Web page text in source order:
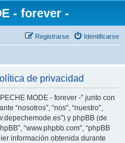
- forever -
Identificarse
Registrarse
de privacidad
MODE - forever -” junto con
“nosotros”, “nos”, “nuestro”,
y phpBB (de
“www.phpbb.com”, “phpBB
información obtenida durante